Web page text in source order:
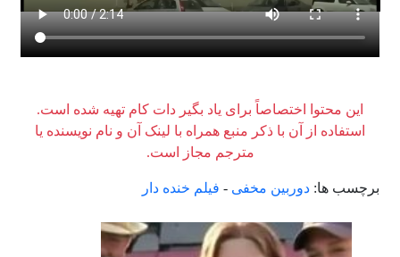
این محتوا اختصاصاً برای یاد بگیر دات کام تهیه شده است.
استفاده از آن با ذکر منبع همراه با لینک آن و نام نویسنده یا
مترجم مجاز است.
برچسب ها: دوربین مخفی - فیلم خنده دار